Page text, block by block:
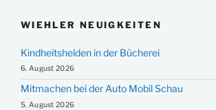
WIEHLER NEUIGKEITEN
Kindheitshelden in der Bücherei
6. August 2026
Mitmachen bei der Auto Mobil Schau
5. August 2026